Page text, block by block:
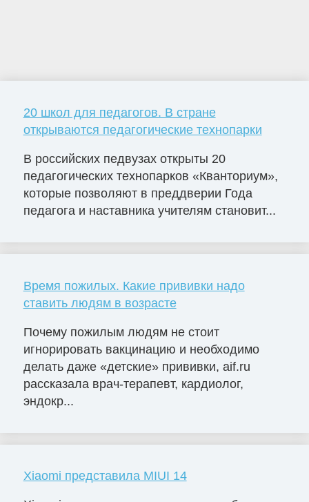
20 школ для педагогов. В стране
открываются педагогические технопарки
В российских педвузах открыты 20
педагогических технопарков «Кванториум»,
которые позволяют в преддверии Года
педагога и наставника учителям становит...
Время пожилых. Какие прививки надо
ставить людям в возрасте
Почему пожилым людям не стоит
игнорировать вакцинацию и необходимо
делать даже «детские» прививки, aif.ru
рассказала врач-терапевт, кардиолог,
эндокр...
Xiaomi представила MIUI 14